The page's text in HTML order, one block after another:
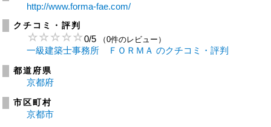
http://www.forma-fae.com/
クチコミ・評判
0/5 （0件のレビュー）
一級建築士事務所 ＦＯＲＭＡ のクチコミ・評判
都道府県
京都府
市区町村
京都市